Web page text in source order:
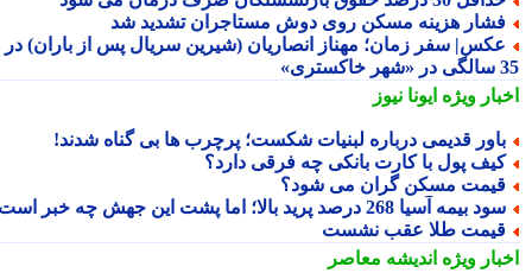
هزینه مسکن روی دوش مستاجران تشدید شد
سفر زمان؛ مهناز انصاریان (شیرین سریال پس از باران) در
ویژهایونا نیوز
قدیمی درباره لبنیات شکست؛ پرچرب ها بی گناه شدند!
پول با کارت بانکی چه فرقی دارد؟
مسکن گران می شود؟
بیمه آسیا 268 درصد پرید بالا؛ اما پشت این جهش چه خبر است؟
طلا عقب نشست
ویژهاندیشه معاصر